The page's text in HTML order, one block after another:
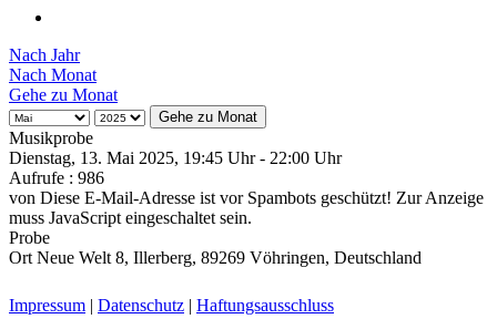
Nach Jahr
Nach Monat
Gehe zu Monat
Gehe zu Monat
Musikprobe
Dienstag, 13. Mai 2025, 19:45 Uhr - 22:00 Uhr
Aufrufe : 986
von Diese E-Mail-Adresse ist vor Spambots geschützt! Zur Anzeige
muss JavaScript eingeschaltet sein.
Probe
Ort Neue Welt 8, Illerberg, 89269 Vöhringen, Deutschland
Impressum | Datenschutz | Haftungsausschluss